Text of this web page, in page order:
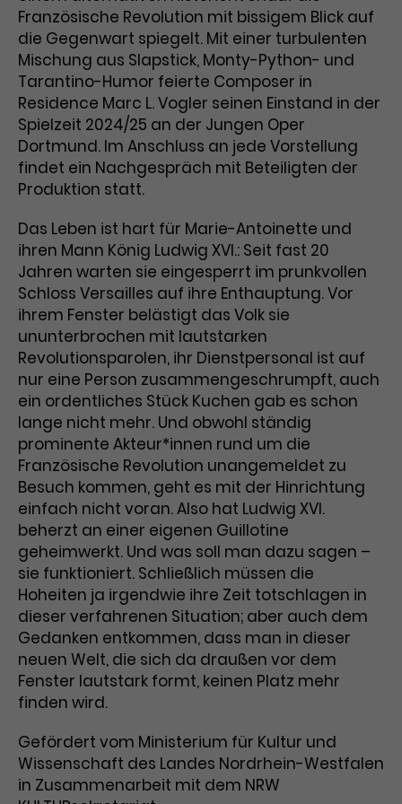
Benutzer*in wiedererkannt werden,
und es wird Zugang zu
geschützten Bereichen gewährt.
Name cookie_optin
Anbieter TYPO3
Zweck
Enthält die gewählten Tracking-
Optin-Einstellungen.
Laufzeit 2 Jahre
Zweck
Dieses Cookie wird von Google
Analytics installiert. Das Cookie
wird verwendet, um
Besucher*innen-, Sitzungs- und
Kampagnendaten zu berechnen
und die Nutzung der Website für
den Analysebericht der Website zu
Informationen anonym und weisen
eine zufallsgenerierte Nummer zu,
um Besuche zu erkennen.
Name _gid
Anbieter Google Analytics
Laufzeit 1 Tag
Zweck
Dieses Cookie wird von Google
Analytics installiert. Das Cookie
wird verwendet, um Informationen
darüber zu speichern, wie
Besucher*innen eine Website
nutzen, und hilft bei der Erstellung
eines Analyseberichts über die
Performance der Website. Die
erhobenen Daten umfassen in
anonymisierter Form die Anzahl
der Besuche, die Quelle, aus der sie
stammen, und die besuchten
Name _gat_UA-63561367-1
Marketing
Diese Gruppe beinhaltet alle Scripte, die es uns
ermöglichen die Leistung unserer
Werbekampagnen zu analysieren und
Conversions zu messen. Außerdem helfen sie
uns dabei Werbeanzeigen und Inhalte besser auf
die Interessen unserer Nutzer abzustimmen.
Name
_gcl_au
Anbieter Google Ads
Laufzeit 3 Monate
Zweck
Wird von Google verwendet, um
die Effizienz von Werbeanzeigen zu
messen und Conversions zu
speichern. Dieses Cookie hilft dabei
nachzuvollziehen, ob Nutzer über
Google-Anzeigen auf unsere
Website gelangt sind.
Name _gcl_aw
Anbieter Google Ads
Laufzeit 3 Monate
Zweck
Dieses Cookie speichert
Informationen zu Werbeklicks und
dient der Zuordnung von
Conversions zu Google Ads-
Kampagnen.
Name _gcl_dc
Anbieter Google / DoubleClick
Cookie-Informationen
Französische Revolution mit bissigem Blick auf
die Gegenwart spiegelt. Mit einer turbulenten
Mischung aus Slapstick, Monty-Python- und
Tarantino-Humor feierte Composer in
Residence Marc L. Vogler seinen Einstand in der
Spielzeit 2024/25 an der Jungen Oper
Dortmund. Im Anschluss an jede Vorstellung
findet ein Nachgespräch mit Beteiligten der
Produktion statt.
Das Leben ist hart für Marie-Antoinette und
ihren Mann König Ludwig XVI.: Seit fast 20
Jahren warten sie eingesperrt im prunkvollen
Schloss Versailles auf ihre Enthauptung. Vor
ihrem Fenster belästigt das Volk sie
ununterbrochen mit lautstarken
Revolutionsparolen, ihr Dienstpersonal ist auf
nur eine Person zusammengeschrumpft, auch
ein ordentliches Stück Kuchen gab es schon
lange nicht mehr. Und obwohl ständig
prominente Akteur*innen rund um die
Französische Revolution unangemeldet zu
Besuch kommen, geht es mit der Hinrichtung
einfach nicht voran. Also hat Ludwig XVI.
beherzt an einer eigenen Guillotine
geheimwerkt. Und was soll man dazu sagen –
sie funktioniert. Schließlich müssen die
Hoheiten ja irgendwie ihre Zeit totschlagen in
dieser verfahrenen Situation; aber auch dem
Gedanken entkommen, dass man in dieser
neuen Welt, die sich da draußen vor dem
Fenster lautstark formt, keinen Platz mehr
finden wird.
Gefördert vom Ministerium für Kultur und
Wissenschaft des Landes Nordrhein-Westfalen
in Zusammenarbeit mit dem NRW